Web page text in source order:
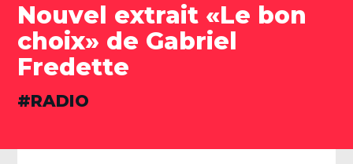
Nouvel extrait «Le bon
choix» de Gabriel
Fredette
RADIO